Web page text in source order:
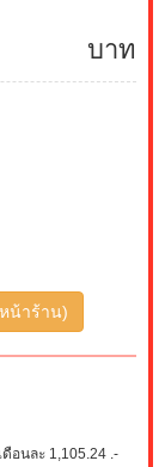
บาท
น้าร้าน)
เดือนละ 1,105.24 .-